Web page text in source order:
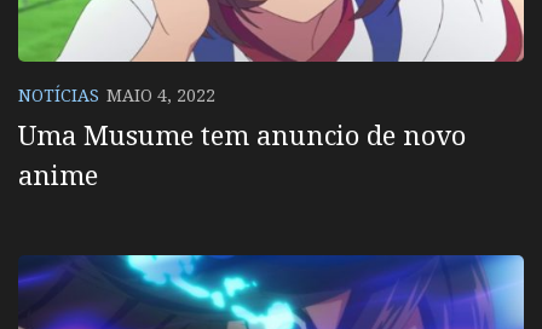
NOTÍCIAS MAIO 4, 2022
Uma Musume tem anuncio de novo
anime